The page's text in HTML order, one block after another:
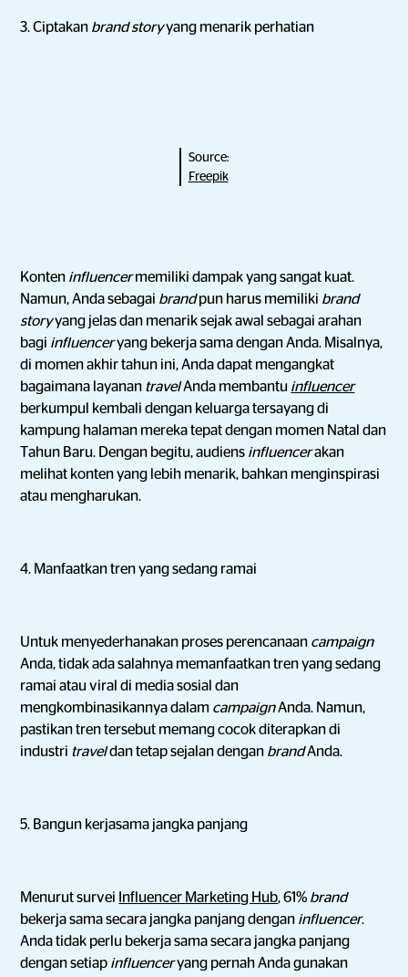
3. Ciptakan brand storyyang menarik perhatian
Source:
Freepik
Konten influencermemiliki dampak yang sangat kuat.
Namun, Anda sebagai brandpun harus memiliki brand
storyyang jelas dan menarik sejak awal sebagai arahan
bagi influenceryang bekerja sama dengan Anda. Misalnya,
di momen akhir tahun ini, Anda dapat mengangkat
bagaimana layanan travelAnda membantu influencer
berkumpul kembali dengan keluarga tersayang di
kampung halaman mereka tepat dengan momen Natal dan
Tahun Baru. Dengan begitu, audiens influencerakan
melihat konten yang lebih menarik, bahkan menginspirasi
atau mengharukan.
4. Manfaatkan tren yang sedang ramai
Untuk menyederhanakan proses perencanaan campaign
Anda, tidak ada salahnya memanfaatkan tren yang sedang
ramai atau viral di media sosial dan
mengkombinasikannya dalam campaignAnda. Namun,
pastikan tren tersebut memang cocok diterapkan di
industri traveldan tetap sejalan dengan brandAnda.
5. Bangun kerjasama jangka panjang
Menurut survei Influencer Marketing Hub, 61% brand
bekerja sama secara jangka panjang dengan influencer.
Anda tidak perlu bekerja sama secara jangka panjang
dengan setiap influenceryang pernah Anda gunakan